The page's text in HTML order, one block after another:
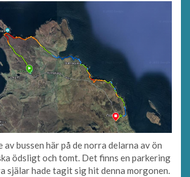
av bussen här på de norra delarna av ön
ödsligt och tomt. Det finns en parkering
själar hade tagit sig hit denna morgonen.